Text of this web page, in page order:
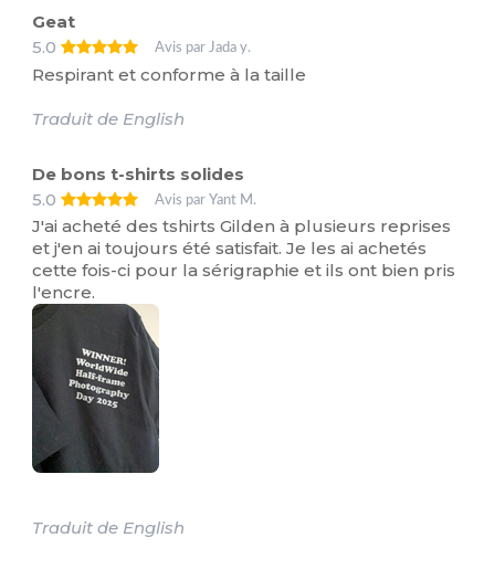
Geat
5.0
Avis par Jada y.
Respirant et conforme à la taille
Traduit de English
De bons t-shirts solides
5.0
Avis par Yant M.
J'ai acheté des tshirts Gilden à plusieurs reprises
et j'en ai toujours été satisfait. Je les ai achetés
cette fois-ci pour la sérigraphie et ils ont bien pris
l'encre.
Traduit de English